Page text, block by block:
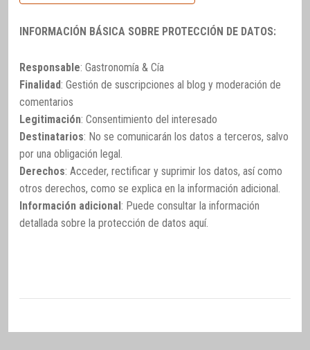
INFORMACIÓN BÁSICA SOBRE PROTECCIÓN DE DATOS:
Responsable: Gastronomía & Cía
Finalidad: Gestión de suscripciones al blog y moderación de
comentarios
Legitimación: Consentimiento del interesado
Destinatarios: No se comunicarán los datos a terceros, salvo
por una obligación legal.
Derechos: Acceder, rectificar y suprimir los datos, así como
otros derechos, como se explica en la información adicional.
Información adicional : Puede consultar la información
detallada sobre la protección de datos aquí.